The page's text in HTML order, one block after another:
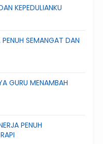
KEPEDULIANKU
SEMANGAT DAN
GURU MENAMBAH
PENUH